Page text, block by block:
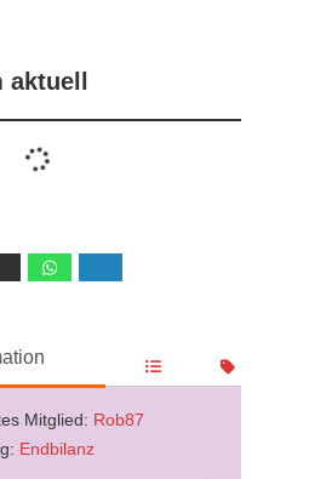
Mitglied: Rob87
Endbilanz